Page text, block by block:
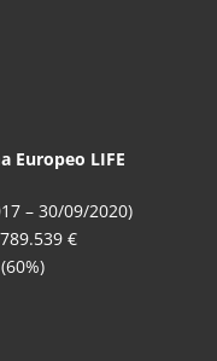
Europeo LIFE
– 30/09/2020)
€